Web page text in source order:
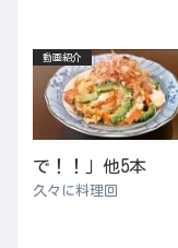
動画紹介
で！！」他5本
久々に料理回